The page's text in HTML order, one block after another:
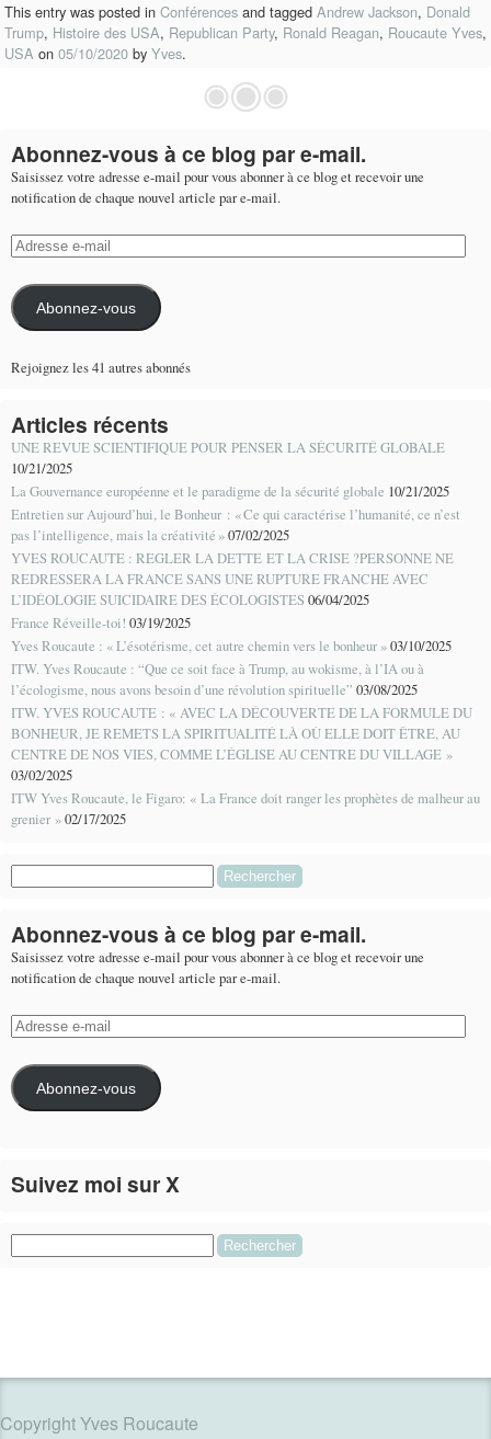
This entry was posted in Conférences and tagged Andrew Jackson, Donald
Trump, Histoire des USA, Republican Party, Ronald Reagan, Roucaute Yves,
USA on 05/10/2020 by Yves.
Abonnez-vous à ce blog par e-mail.
Saisissez votre adresse e-mail pour vous abonner à ce blog et recevoir une
notification de chaque nouvel article par e-mail.
Adresse
e-
mail
Abonnez-vous
Rejoignez les 41 autres abonnés
Articles récents
UNE REVUE SCIENTIFIQUE POUR PENSER LA SÉCURITÉ GLOBALE
10/21/2025
La Gouvernance européenne et le paradigme de la sécurité globale 10/21/2025
Entretien sur Aujourd’hui, le Bonheur : « Ce qui caractérise l’humanité, ce n’est
pas l’intelligence, mais la créativité »07/02/2025
YVES ROUCAUTE : REGLER LA DETTE ET LA CRISE ?PERSONNE NE
REDRESSERA LA FRANCE SANS UNE RUPTURE FRANCHE AVEC
L’IDÉOLOGIE SUICIDAIRE DES ÉCOLOGISTES06/04/2025
France Réveille-toi! 03/19/2025
Yves Roucaute : « L’ésotérisme, cet autre chemin vers le bonheur »03/10/2025
ITW. Yves Roucaute : “Que ce soit face à Trump, au wokisme, à l’IA ou à
l’écologisme, nous avons besoin d’une révolution spirituelle” 03/08/2025
ITW. YVES ROUCAUTE : « AVEC LA DÉCOUVERTE DE LA FORMULE DU
BONHEUR, JE REMETS LA SPIRITUALITÉ LÀ OÙ ELLE DOIT ÊTRE, AU
CENTRE DE NOS VIES, COMME L’ÉGLISE AU CENTRE DU VILLAGE »
03/02/2025
ITW Yves Roucaute, le Figaro: « La France doit ranger les prophètes de malheur au
grenier »02/17/2025
Abonnez-vous à ce blog par e-mail.
Saisissez votre adresse e-mail pour vous abonner à ce blog et recevoir une
notification de chaque nouvel article par e-mail.
Adresse
e-
mail
Abonnez-vous
Suivez moi sur X
Copyright Yves Roucaute